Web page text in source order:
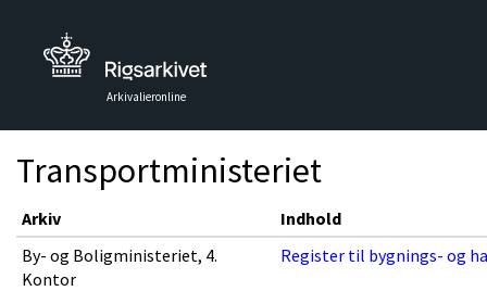
Arkivalieronline
Transportministeriet
Arkiv
Indhold
By- og Boligministeriet, 4.
Kontor
Register til bygnings- og